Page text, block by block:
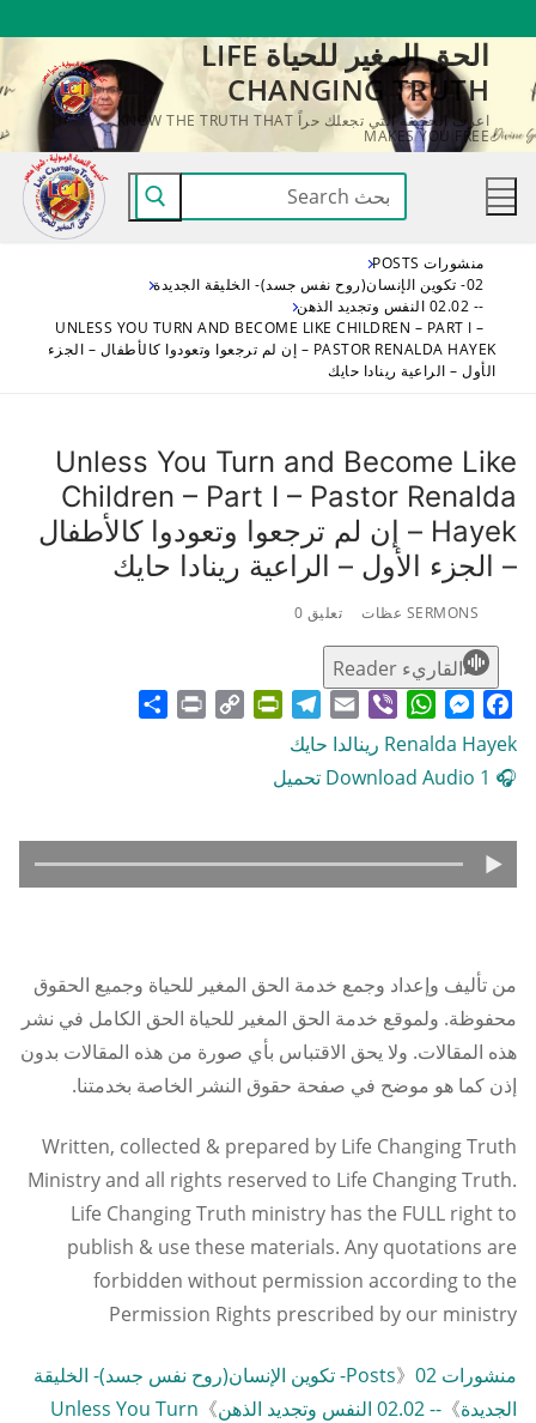
المحتوى
الحق المغير للحياة LIFE
CHANGING TRUTH
اعرف الحقيقة التي تجعلك حراً KNOW THE TRUTH THAT
MAKES YOU FREE
البحث
عن:
منشورات POSTS
02- تكوين الإنسان(روح نفس جسد)- الخليقة الجديدة
-- 02.02 النفس وتجديد الذهن
UNLESS YOU TURN AND BECOME LIKE CHILDREN – PART I –
PASTOR RENALDA HAYEK – إن لم ترجعوا وتعودوا كالأطفال – الجزء
الأول – الراعية رينادا حايك
Unless You Turn and Become Like
Children – Part I – Pastor Renalda
Hayek – إن لم ترجعوا وتعودوا كالأطفال
– الجزء الأول – الراعية رينادا حايك
SERMONS عظات تعليق 0
القاريء Reader
Facebook
Messenger
WhatsApp
Viber
Email
Telegram
PrintFriendly
Copy
Print
Renalda Hayek رينالدا حايك
🎧 Download Audio 1 تحميل
من تأليف وإعداد وجمع خدمة الحق المغير للحياة وجميع الحقوق
محفوظة. ولموقع خدمة الحق المغير للحياة الحق الكامل في نشر
هذه المقالات. ولا يحق الاقتباس بأي صورة من هذه المقالات بدون
إذن كما هو موضح في صفحة حقوق النشر الخاصة بخدمتنا.
Written, collected & prepared by Life Changing Truth
Ministry and all rights reserved to Life Changing Truth.
Life Changing Truth ministry has the FULL right to
publish & use these materials. Any quotations are
forbidden without permission according to the
Permission Rights prescribed by our ministry
منشورات Posts 》
02- تكوين الإنسان(روح نفس جسد)- الخليقة
الجديدة》 -- 02.02 النفس وتجديد الذهن 》
Unless You Turn